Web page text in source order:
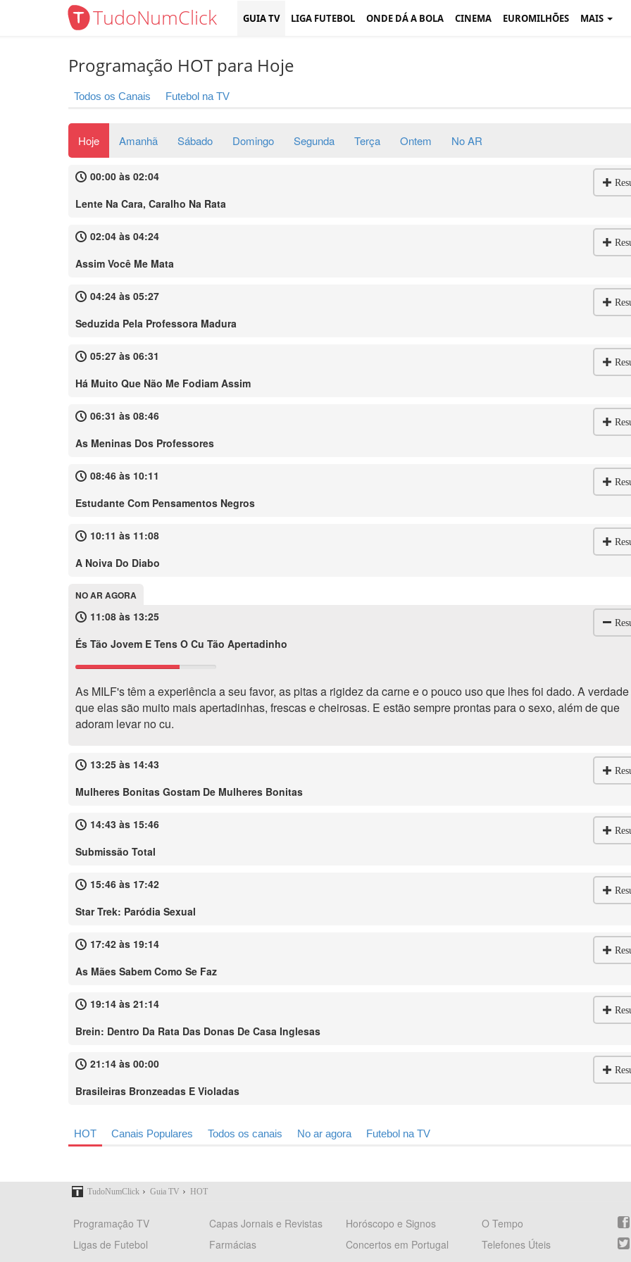
TudoNumClick GUIA TV LIGA FUTEBOL ONDE DÁ A BOLA CINEMA EUROMILHÕES MAIS
Programação HOT para Hoje
Todos os Canais Futebol na TV
Hoje Amanhã Sábado Domingo Segunda Terça Ontem No AR
00:00 às 02:04
Lente Na Cara, Caralho Na Rata
02:04 às 04:24
Assim Você Me Mata
04:24 às 05:27
Seduzida Pela Professora Madura
05:27 às 06:31
Há Muito Que Não Me Fodiam Assim
06:31 às 08:46
As Meninas Dos Professores
08:46 às 10:11
Estudante Com Pensamentos Negros
10:11 às 11:08
A Noiva Do Diabo
NO AR AGORA
11:08 às 13:25
És Tão Jovem E Tens O Cu Tão Apertadinho
As MILF's têm a experiência a seu favor, as pitas a rigidez da carne e o pouco uso que lhes foi dado. A
que elas são muito mais apertadinhas, frescas e cheirosas. E estão sempre prontas para o sexo, além de que
adoram levar no cu.
13:25 às 14:43
Mulheres Bonitas Gostam De Mulheres Bonitas
14:43 às 15:46
Submissão Total
15:46 às 17:42
Star Trek: Paródia Sexual
17:42 às 19:14
As Mães Sabem Como Se Faz
19:14 às 21:14
Brein: Dentro Da Rata Das Donas De Casa Inglesas
21:14 às 00:00
Brasileiras Bronzeadas E Violadas
HOT Canais Populares Todos os canais No ar agora Futebol na TV
TudoNumClick › Guia TV › HOT
Programação TV
Ligas de Futebol
Capas Jornais e Revistas
Farmácias
Horóscopo e Signos
Concertos em Portugal
O Tempo
Telefones Úteis